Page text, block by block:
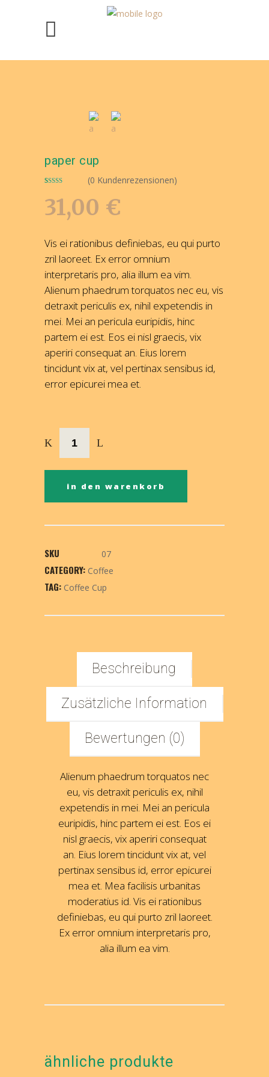
paper cup
4.00
von 5,
basierend
auf
(0 Kundenrezensionen)
31,00 €
Vis ei rationibus definiebas, eu qui purto
zril laoreet. Ex error omnium
interpretaris pro, alia illum ea vim.
Alienum phaedrum torquatos nec eu, vis
detraxit periculis ex, nihil expetendis in
mei. Mei an pericula euripidis, hinc
partem ei est. Eos ei nisl graecis, vix
aperiri consequat an. Eius lorem
tincidunt vix at, vel pertinax sensibus id,
error epicurei mea et.
in den warenkorb
SKU 07
CATEGORY: Coffee
TAG: Coffee Cup
Beschreibung
Zusätzliche Information
Bewertungen (0)
Alienum phaedrum torquatos nec
eu, vis detraxit periculis ex, nihil
expetendis in mei. Mei an pericula
euripidis, hinc partem ei est. Eos ei
nisl graecis, vix aperiri consequat
an. Eius lorem tincidunt vix at, vel
pertinax sensibus id, error epicurei
mea et. Mea facilisis urbanitas
moderatius id. Vis ei rationibus
definiebas, eu qui purto zril laoreet.
Ex error omnium interpretaris pro,
alia illum ea vim.
ähnliche produkte